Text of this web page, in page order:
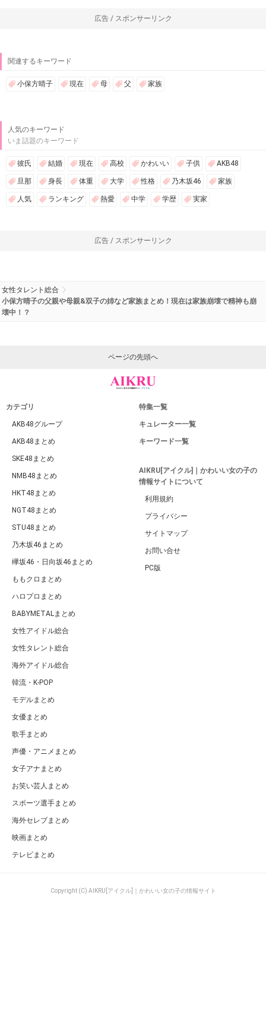
広告 / スポンサーリンク
関連するキーワード
小保方晴子 現在 母 父 家族
人気のキーワード
いま話題のキーワード
彼氏 結婚 現在 高校 かわいい 子供 AKB48
旦那 身長 体重 大学 性格 乃木坂46 家族
人気 ランキング 熱愛 中学 学歴 実家
広告 / スポンサーリンク
女性タレント総合
小保方晴子の父親や母親&双子の姉など家族まとめ！現在は家族崩壊で精神も崩
壊中！？
ページの先頭へ
カテゴリ
AKB48グループ
AKB48まとめ
SKE48まとめ
NMB48まとめ
HKT48まとめ
NGT48まとめ
STU48まとめ
乃木坂46まとめ
欅坂46・日向坂46まとめ
ももクロまとめ
ハロプロまとめ
BABYMETALまとめ
女性アイドル総合
女性タレント総合
海外アイドル総合
韓流・K-POP
モデルまとめ
女優まとめ
歌手まとめ
声優・アニメまとめ
女子アナまとめ
お笑い芸人まとめ
スポーツ選手まとめ
海外セレブまとめ
映画まとめ
テレビまとめ
特集一覧
キュレーター一覧
キーワード一覧
AIKRU[アイクル]｜かわいい女の子の
情報サイトについて
利用規約
プライバシー
サイトマップ
お問い合せ
PC版
Copyright (C) AIKRU[アイクル]｜かわいい女の子の情報サイト